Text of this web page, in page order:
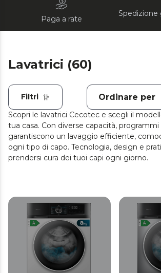
Paga a rate
Spedizione
Lavatrici (60)
Filtri
Scopri le lavatrici Cecotec e scegli il
tua casa. Con diverse capacità,
garantiscono un lavaggio efficiente,
ogni tipo di capo. Tecnologia, design e
prendersi cura dei tuoi capi ogni giorno.